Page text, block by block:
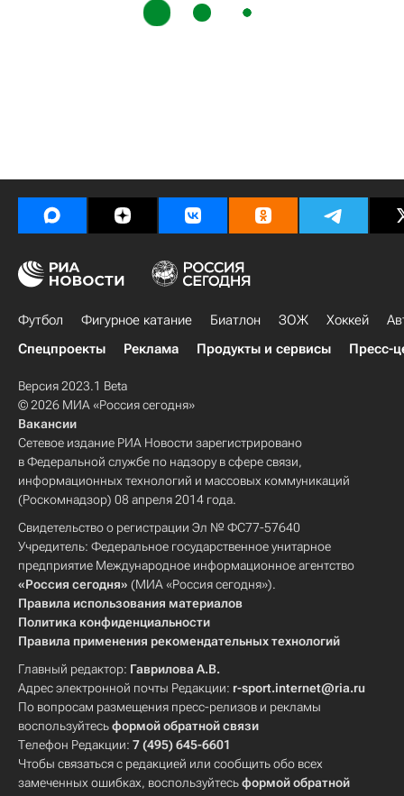
Футбол Фигурное катание Биатлон ЗОЖ Хоккей
Спецпроекты
Реклама Продукты и сервисы Пресс-
Версия 2023.1 Beta
© 2026 МИА «Россия сегодня»
Вакансии
Сетевое издание РИА Новости зарегистрировано
в Федеральной службе по надзору в сфере связи,
информационных технологий и массовых коммуникаций
(Роскомнадзор) 08 апреля 2014 года.
Свидетельство о регистрации Эл № ФС77-57640
Учредитель: Федеральное государственное унитарное
предприятие Международное информационное агентство
«Россия сегодня» (МИА «Россия сегодня»).
Правила использования материалов
Политика конфиденциальности
Правила применения рекомендательных технологий
Главный редактор: Гаврилова А.В.
Адрес электронной почты Редакции: r-sport.internet@ria.ru
По вопросам размещения пресс-релизов и рекламы
воспользуйтесьформой обратной связи
Телефон Редакции: 7 (495) 645-6601
Чтобы связаться с редакцией или сообщить обо всех
замеченных ошибках, воспользуйтесьформой обратной